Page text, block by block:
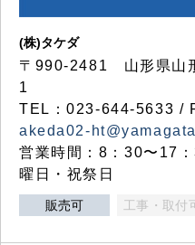
(株)タケダ
〒990-2481 山形県山
1
TEL：023-644-5633 /
akeda02-
営業時間：8：30〜17
曜日・祝祭日
販売可 工事・取付